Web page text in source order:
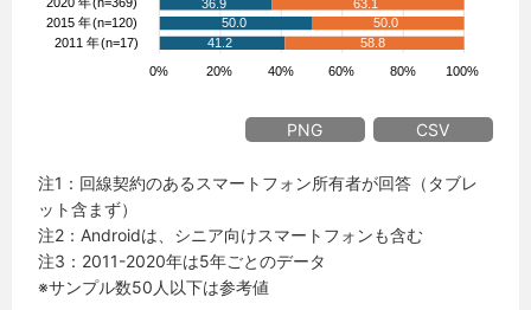
PNG CSV
注1：回線契約のあるスマートフォン所有者が回答（タブレ
ット含まず）
注2：Androidは、シニア向けスマートフォンも含む
注3：2011-2020年は5年ごとのデータ
※サンプル数50人以下は参考値